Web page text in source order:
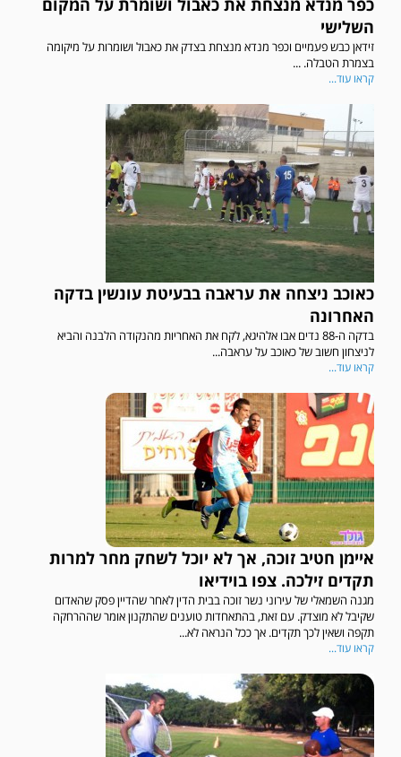
כפר מנדא מנצחת את כאבול ושומרת על המקום
השלישי
זידאן כבש פעמיים וכפר מנדא מנצחת בצדק את כאבול ושומרות על מיקומה
בצמרת הטבלה. ...
קראו עוד...
כאוכב ניצחה את עראבה בבעיטת עונשין בדקה
האחרונה
בדקה ה-88 נדים אבו אלהיגא, לקח את האחריות מהנקודה הלבנה והביא
לניצחון חשוב של כאוכב על עראבה...
קראו עוד...
איימן חטיב זוכה, אך לא יוכל לשחק מחר למרות
תקדים זילכה. צפו בוידיאו
מגנה השמאלי של עירוני נשר זוכה בבית הדין לאחר שהדיין פסק שהאדום
שקיבל לא מוצדק. עם זאת, בהתאחדות טוענים שהתקנון אומר שההרחקה
תקפה ושאין לכך תקדים. אך ככל הנראה לא...
קראו עוד...
במשחק אימון שהתקיים הבוקר יום ה' ניצחה קרית מלאכי את עירוני אשדוד 5-0.
משחק אימון: ירמיהו חולון גברה על הפועל אזור 0-1 משער של אחמד מצרי.